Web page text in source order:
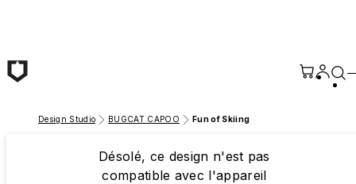
Design Studio BUGCAT CAPOO Fun of Skiing
Désolé, ce design n'est pas
compatible avec l'appareil